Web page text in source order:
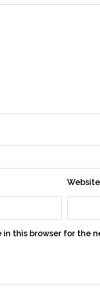
Website
in this browser for the